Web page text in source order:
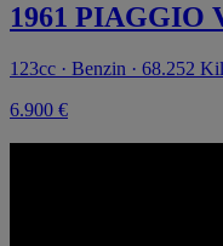
1961 PIAGGIO
123cc · Benzin · 68.252
6.900 €